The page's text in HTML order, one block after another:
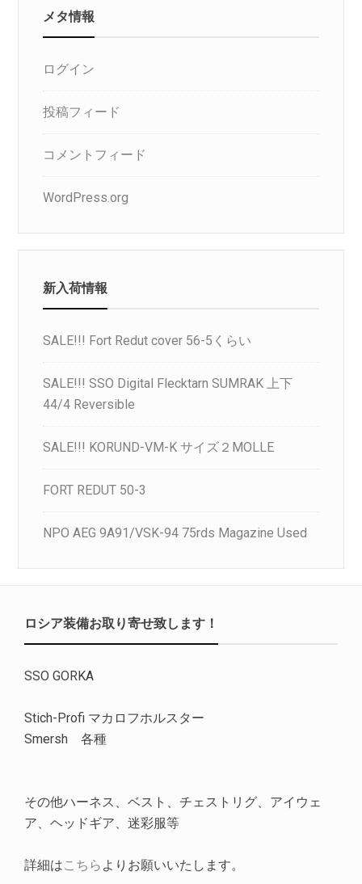
メタ情報
ログイン
投稿フィード
コメントフィード
WordPress.org
新入荷情報
SALE!!! Fort Redut cover 56-5くらい
SALE!!! SSO Digital Flecktarn SUMRAK 上下
44/4 Reversible
SALE!!! KORUND-VM-K サイズ２MOLLE
FORT REDUT 50-3
NPO AEG 9A91/VSK-94 75rds Magazine Used
ロシア装備お取り寄せ致します！
SSO GORKA
Stich-Profi マカロフホルスター
Smersh 各種
その他ハーネス、ベスト、チェストリグ、アイウェ
ア、ヘッドギア、迷彩服等
詳細はこちら よりお願いいたします。